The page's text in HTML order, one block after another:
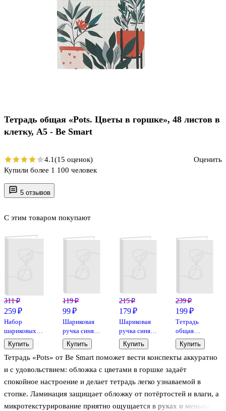
5 отзывов
Тетрадь «Pots» от Be Smart поможет вести конспекты аккуратно
и с удовольствием: обложка с цветами в горшке задаёт
спокойное настроение и делает тетрадь легко узнаваемой в
стопке. Ламинация защищает обложку от потёртостей и влаги, а
микротекстурирование приятно ощущается в руках и меньше
С этим товаром покупают
311 ₽
259 ₽
Набор
шариковых
ручек 6
цветов 0,7 мм,
GoodMark
Купить
119 ₽
99 ₽
Шариковая
ручка синяя
0,5 мм,
Softness, Yoi,
в
ассортименте
Купить
215 ₽
179 ₽
Шариковая
ручка синяя
0,7 мм, Grace,
Yoi, в
ассортименте
Купить
239 ₽
199 ₽
Тетрадь
общая
«Морской
берег», 34
листа в
клетку, А5, в
Купить
Тетрадь общая «Pots. Цветы в горшке», 48 листов в
клетку, А5 - Be Smart
4.1(15 оценок)
Оценить
Купили более 1 100 человек